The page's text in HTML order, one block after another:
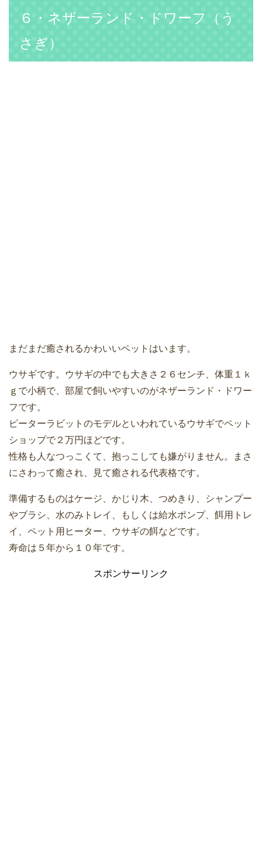
６・ネザーランド・ドワーフ（う
さぎ）
まだまだ癒されるかわいいペットはいます。
ウサギです。ウサギの中でも大きさ２６センチ、体重１ｋ
ｇで小柄で、部屋で飼いやすいのがネザーランド・ドワー
フです。
ピーターラビットのモデルといわれているウサギでペット
ショップで２万円ほどです。
性格も人なつっこくて、抱っこしても嫌がりません。まさ
にさわって癒され、見て癒される代表格です。
準備するものはケージ、かじり木、つめきり、シャンプー
やブラシ、水のみトレイ、もしくは給水ポンプ、餌用トレ
イ、ペット用ヒーター、ウサギの餌などです。
寿命は５年から１０年です。
スポンサーリンク